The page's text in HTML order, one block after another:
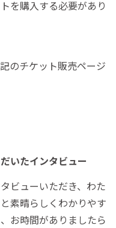
を購入する必要があり
のチケット販売ページ
いたインタビュー
ビューいただき、わた
素晴らしくわかりやす
お時間がありましたら